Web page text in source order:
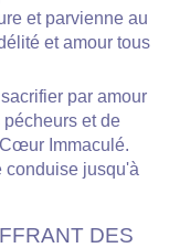
et parvienne au
et amour tous
par amour
et de
Immaculé.
conduise jusqu'à
DES